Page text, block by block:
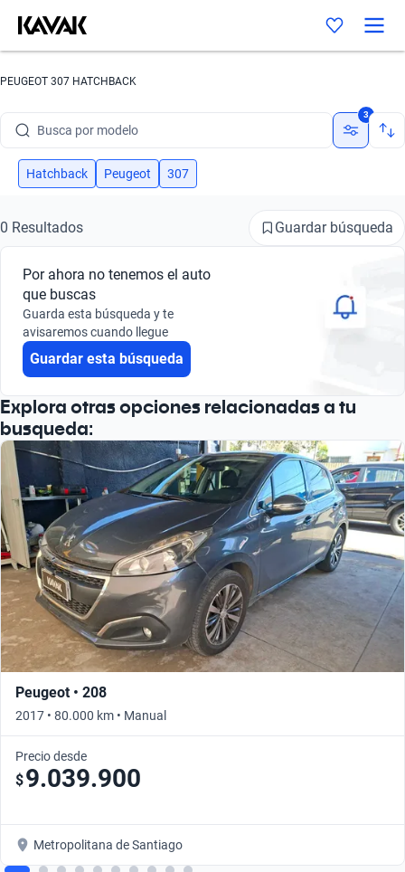
PEUGEOT 307 HATCHBACK
Busca por modelo
Busca por versión
Busca por marca
Busca por modelo
Busca por versión
3
Hatchback Peugeot 307
0 Resultados Guardar búsqueda
Por ahora no tenemos el auto
que buscas
Guarda esta búsqueda y te
avisaremos cuando llegue
Guardar esta búsqueda
Explora otras opciones relacionadas a tu
busqueda:
Peugeot • 208
2017 • 80.000 km • Manual
Precio desde
$9.039.900
Metropolitana de Santiago